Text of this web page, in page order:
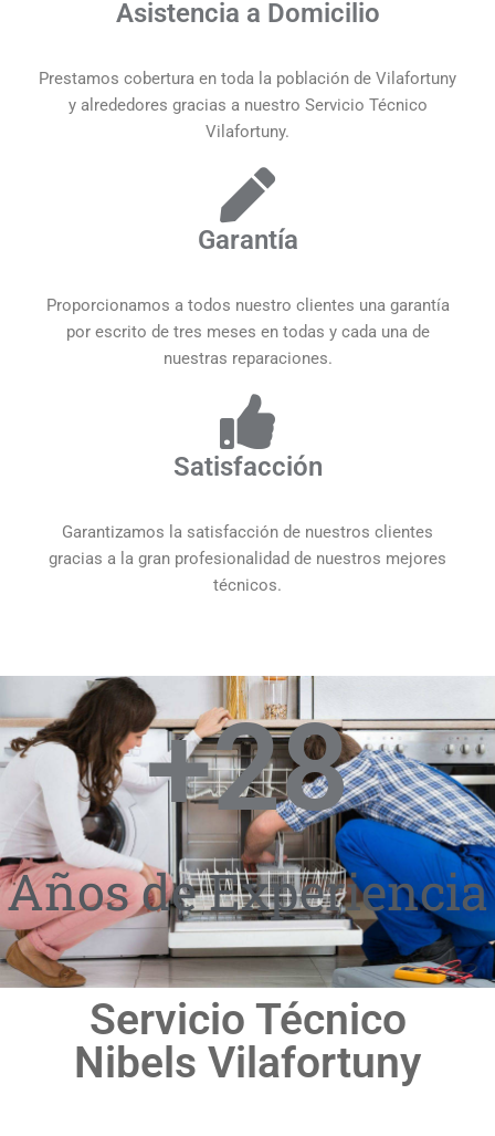
Asistencia a Domicilio
Prestamos cobertura en toda la población de Vilafortuny
y alrededores gracias a nuestro Servicio Técnico
Vilafortuny.
Garantía
Proporcionamos a todos nuestro clientes una garantía
por escrito de tres meses en todas y cada una de
nuestras reparaciones.
Satisfacción
Garantizamos la satisfacción de nuestros clientes
gracias a la gran profesionalidad de nuestros mejores
técnicos.
Años de Experiencia
+28
Servicio Técnico
Nibels Vilafortuny